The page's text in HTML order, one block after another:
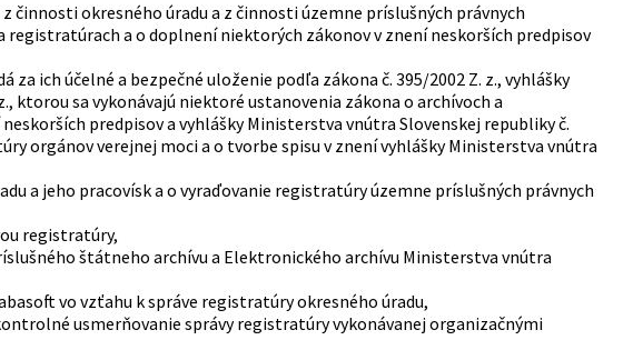
činnosti okresného úradu a z činnosti územne príslušných právnych
registratúrach a o doplnení niektorých zákonov v znení neskorších predpisov
za ich účelné a bezpečné uloženie podľa zákona č. 395/2002 Z. z., vyhlášky
ktorou sa vykonávajú niektoré ustanovenia zákona o archívoch a
predpisov a vyhlášky Ministerstva vnútra Slovenskej republiky č.
orgánov verejnej moci a o tvorbe spisu v znení vyhlášky Ministerstva vnútra
a jeho pracovísk a o vyraďovanie registratúry územne príslušných právnych
registratúry,
štátneho archívu a Elektronického archívu Ministerstva vnútra
vo vzťahu k správe registratúry okresného úradu,
usmerňovanie správy registratúry vykonávanej organizačnými